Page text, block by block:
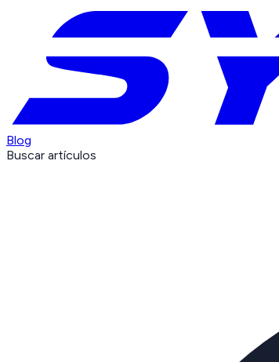
Blog
Buscar artículos